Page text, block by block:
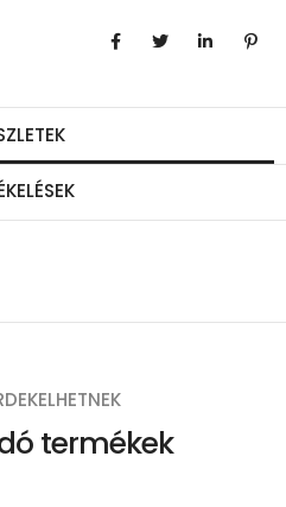
termékek